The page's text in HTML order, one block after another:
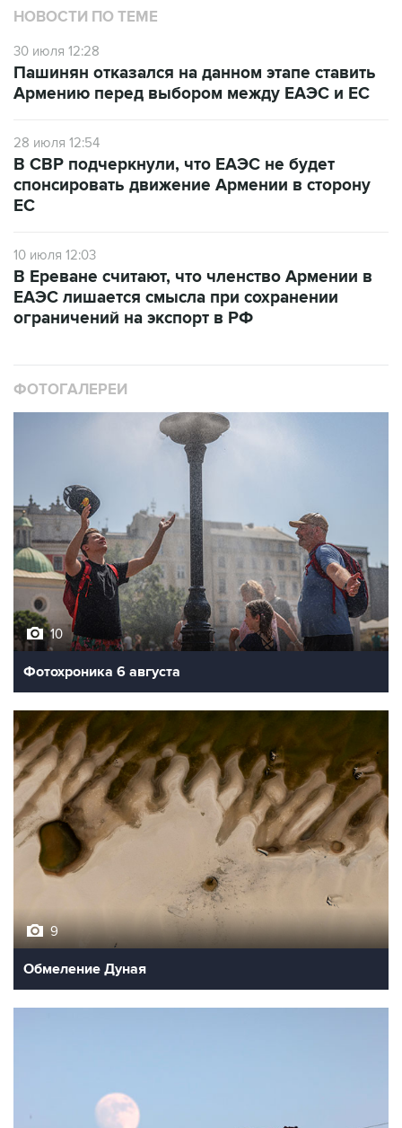
30 июля 12:28
Армению перед выбором между ЕАЭС и ЕС
28 июля 12:54
спонсировать движение Армении в сторону
ЕС
ЕАЭС лишается смысла при сохранении
ограничений на экспорт в РФ
Фотохроника 6 августа
Обмеление Дуная